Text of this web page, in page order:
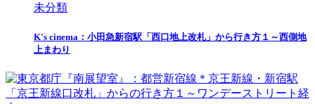
未分類
K's cinema：小田急新宿駅「西口地上改札」から行き方１～西側地
上まわり